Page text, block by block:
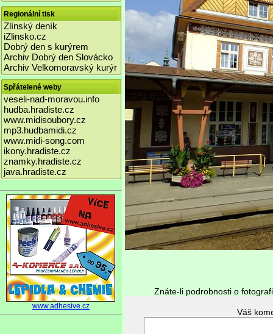
Regionální tisk
Zlínský deník
iZlinsko.cz
Dobrý den s kurýrem
Archiv Dobrý den Slovácko
Archiv Velkomoravský kurýr
Spřátelené weby
veseli-nad-moravou.info
hudba.hradiste.cz
www.midisoubory.cz
mp3.hudbamidi.cz
www.midi-song.com
ikony.hradiste.cz
znamky.hradiste.cz
java.hradiste.cz
www.adhesive.cz
Znáte-li podrobnosti o